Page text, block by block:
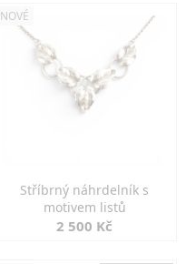
NOVÉ
Stříbrný náhrdelník s
motivem listů
2 500 Kč